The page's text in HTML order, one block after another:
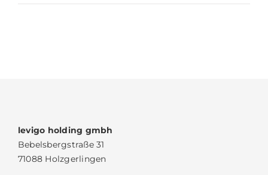
levigo holding gmbh
Bebelsbergstraße 31
71088 Holzgerlingen